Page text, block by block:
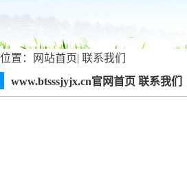
位置： 网站首页| 联系我们
www.btsssjyjx.cn官网首页 联系我们